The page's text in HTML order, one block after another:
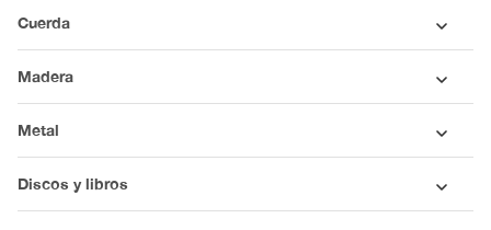
Cuerda
Madera
Metal
Discos y libros